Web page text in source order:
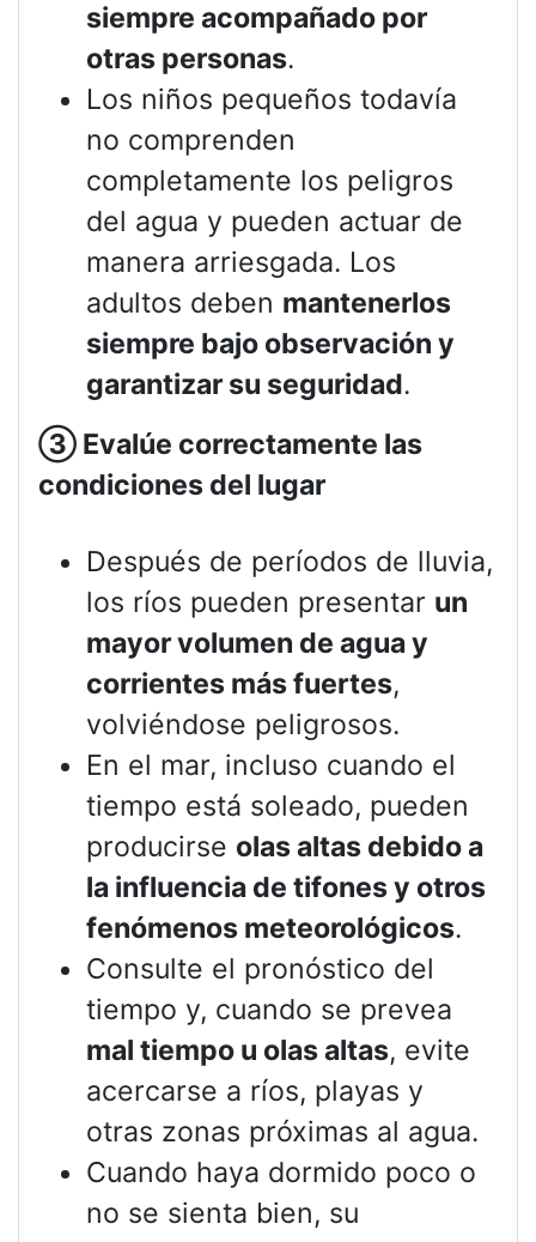
siempre acompañado por
otras personas.
Los niños pequeños todavía
no comprenden
completamente los peligros
del agua y pueden actuar de
manera arriesgada. Los
adultos deben mantenerlos
siempre bajo observación y
garantizar su seguridad.
③ Evalúe correctamente las
condiciones del lugar
Después de períodos de lluvia,
los ríos pueden presentar un
mayor volumen de agua y
corrientes más fuertes,
volviéndose peligrosos.
En el mar, incluso cuando el
tiempo está soleado, pueden
producirse olas altas debido a
la influencia de tifones y otros
fenómenos meteorológicos.
Consulte el pronóstico del
tiempo y, cuando se prevea
mal tiempo u olas altas, evite
acercarse a ríos, playas y
otras zonas próximas al agua.
Cuando haya dormido poco o
no se sienta bien, su